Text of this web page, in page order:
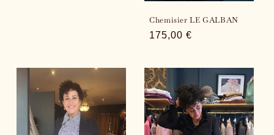
Chemisier LE GALBAN
Regular
175,00 €